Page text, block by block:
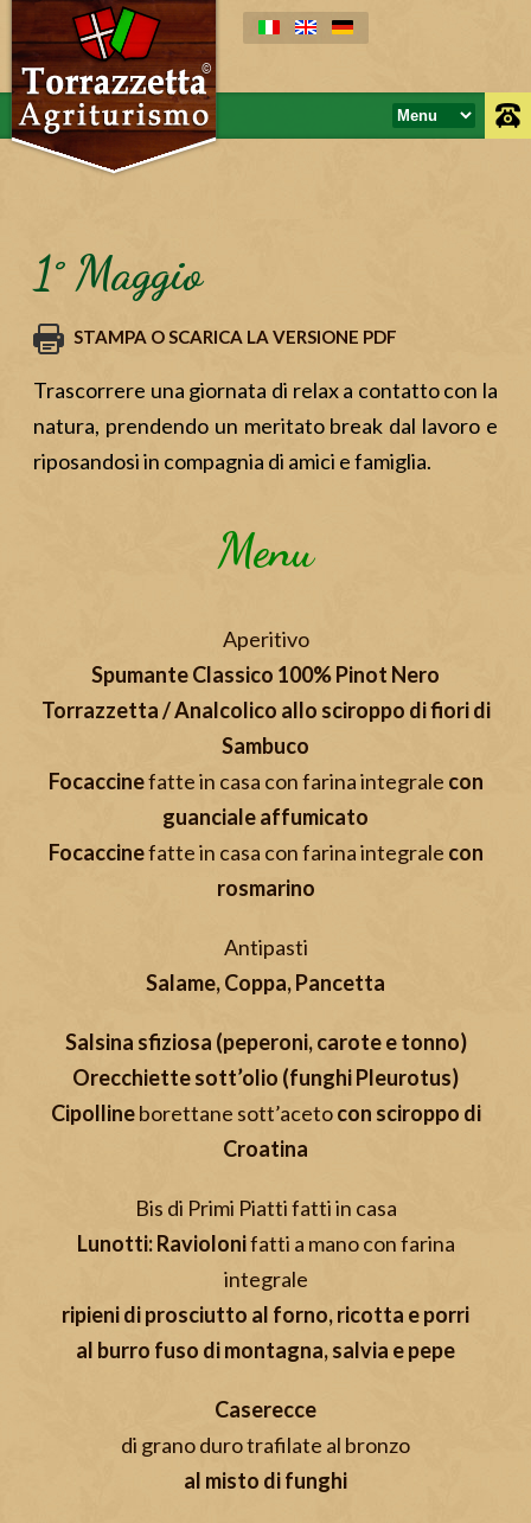
1° Maggio
STAMPA O SCARICA LA VERSIONE PDF
Trascorrere una giornata di relax a contatto con la
natura, prendendo un meritato break dal lavoro e
riposandosi in compagnia di amici e famiglia.
Menu
Aperitivo
Spumante Classico 100% Pinot Nero
Torrazzetta / Analcolico allo sciroppo di fiori di
Sambuco
Focaccinefatte in casa con farina integrale con
guanciale affumicato
Focaccinefatte in casa con farina integrale con
rosmarino
Antipasti
Salame, Coppa, Pancetta
Salsina sfiziosa (peperoni, carote e tonno)
Orecchiette sott’olio (funghi Pleurotus)
Cipollineborettane sott’acetocon sciroppo di
Croatina
Bis di Primi Piatti fatti in casa
Lunotti: Raviolonifatti a mano con farina
integrale
ripieni di prosciutto al forno, ricotta e porri
al burro fuso di montagna, salvia e pepe
Caserecce
di grano duro trafilate al bronzo
al misto di funghi